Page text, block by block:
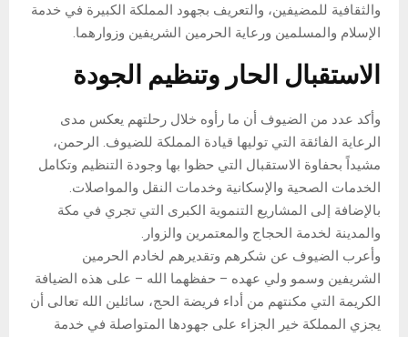
والثقافية للمضيفين، والتعريف بجهود المملكة الكبيرة في خدمة
الإسلام والمسلمين ورعاية الحرمين الشريفين وزوارهما.
الاستقبال الحار وتنظيم الجودة
وأكد عدد من الضيوف أن ما رأوه خلال رحلتهم يعكس مدى
الرعاية الفائقة التي توليها قيادة المملكة للضيوف. الرحمن،
مشيداً بحفاوة الاستقبال التي حظوا بها وجودة التنظيم وتكامل
الخدمات الصحية والإسكانية وخدمات النقل والمواصلات.
بالإضافة إلى المشاريع التنموية الكبرى التي تجري في مكة
والمدينة لخدمة الحجاج والمعتمرين والزوار.
وأعرب الضيوف عن شكرهم وتقديرهم لخادم الحرمين
الشريفين وسمو ولي عهده – حفظهما الله – على هذه الضيافة
الكريمة التي مكنتهم من أداء فريضة الحج، سائلين الله تعالى أن
يجزي المملكة خير الجزاء على جهودها المتواصلة في خدمة